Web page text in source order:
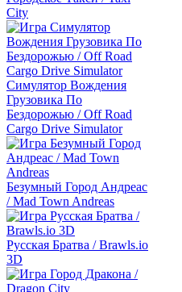
City
Симулятор Вождения
Грузовика По
Бездорожью / Off Road
Cargo Drive Simulator
Безумный Город Андреас
/ Mad Town Andreas
Русская Братва / Brawls.io
3D